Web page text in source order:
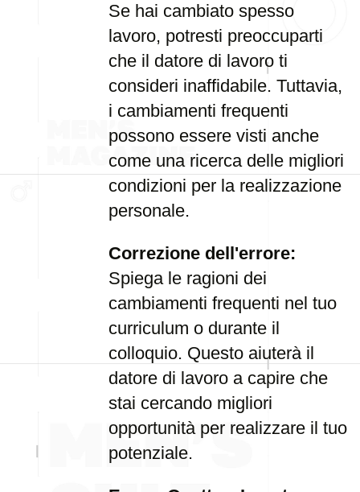
Se hai cambiato spesso
lavoro, potresti preoccuparti
che il datore di lavoro ti
consideri inaffidabile. Tuttavia,
i cambiamenti frequenti
possono essere visti anche
come una ricerca delle migliori
condizioni per la realizzazione
personale.
Correzione dell'errore:
Spiega le ragioni dei
cambiamenti frequenti nel tuo
curriculum o durante il
colloquio. Questo aiuterà il
datore di lavoro a capire che
stai cercando migliori
opportunità per realizzare il tuo
potenziale.